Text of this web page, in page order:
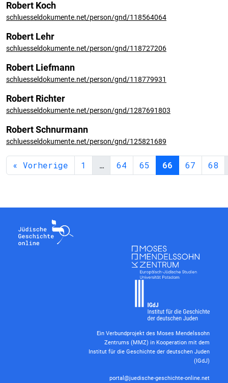
Robert Koch
schluesseldokumente.net/person/gnd/118564064
Robert Lehr
schluesseldokumente.net/person/gnd/118727206
Robert Liefmann
schluesseldokumente.net/person/gnd/118779931
Robert Richter
schluesseldokumente.net/person/gnd/1287691803
Robert Schnurmann
schluesseldokumente.net/person/gnd/125821689
« Vorherige 1 … 64 65 66 67 68
Ein Verbundprojekt des Moses Mendelssohn
Zentrums (MMZ) in Kooperation mit dem
Institut für die Geschichte der deutschen Juden
(IGdJ)
portal@juedische-geschichte-online.net